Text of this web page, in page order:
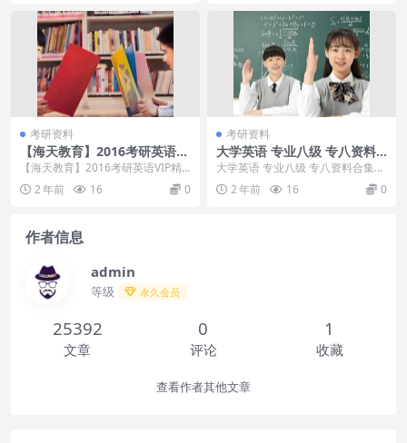
考研资料
【海天教育】2016考研英语VI
P精品课（王素丽）
【海天教育】2016考研英语VIP精
品课（王素丽）[百度云网盘] VIP精
品课程...
2 年前 16 0
考研资料
大学英语 专业八级 专八资料
合集
大学英语 专业八级 专八资料合集目
录：专八听力填空新东方英语专业
八级专题视频英语...
2 年前 16 0
作者信息
admin
等级 永久会员
25392
文章
0
评论
1
收藏
查看作者其他文章